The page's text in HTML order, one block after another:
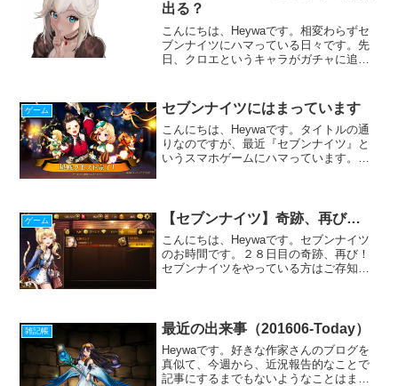
出る？
こんにちは、Heywaです。相変わらずセ
ブンナイツにハマっている日々です。先
日、クロエというキャラがガチャに追加
て以前から登場しており、その可愛さか
ら全キャラ中でもダ...
ゲーム セブンナイツにはまっています
こんにちは、Heywaです。タイトルの通
りなのですが、最近『セブンナイツ』と
いうスマホゲームにハマっています。や
バトルRPG」を謳...
ゲーム 【セブンナイツ】奇跡、再び…
こんにちは、Heywaです。セブンナイツ
のお時間です。２８日目の奇跡、再び！
セブンナイツをやっている方はご存知だ
とって二回目の２８日...
雑記帳 最近の出来事（201606-Today）
Heywaです。好きな作家さんのブログを
真似て、今週から、近況報告的なことで
記事にするまでもないようなことはまと